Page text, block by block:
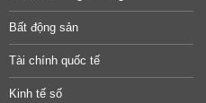
Bất động sản
Tài chính quốc tế
Kinh tế số